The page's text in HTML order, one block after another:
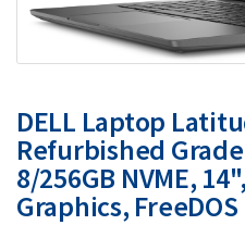
DELL Laptop
Refurbished
8/256GB NVME,
Graphics, FreeDOS